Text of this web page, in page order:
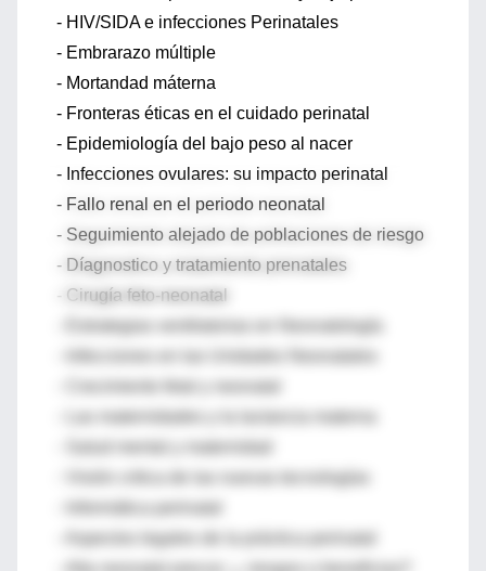
- HIV/SIDA e infecciones Perinatales
- Embrarazo múltiple
- Mortandad máterna
- Fronteras éticas en el cuidado perinatal
- Epidemiología del bajo peso al nacer
- Infecciones ovulares: su impacto perinatal
- Fallo renal en el periodo neonatal
- Seguimiento alejado de poblaciones de riesgo
- Díagnostico y tratamiento prenatales
- Cirugía feto-neonatal
- Estrategias ventilatorias en Neonatología
- Visión critica de las nuevas tecnologías
- Aspectos legales de la práctica perinatal